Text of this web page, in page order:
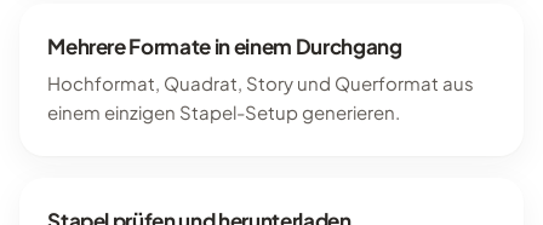
Mehrere Formate in einem Durchgang
Hochformat, Quadrat, Story und Querformat aus
einem einzigen Stapel-Setup generieren.